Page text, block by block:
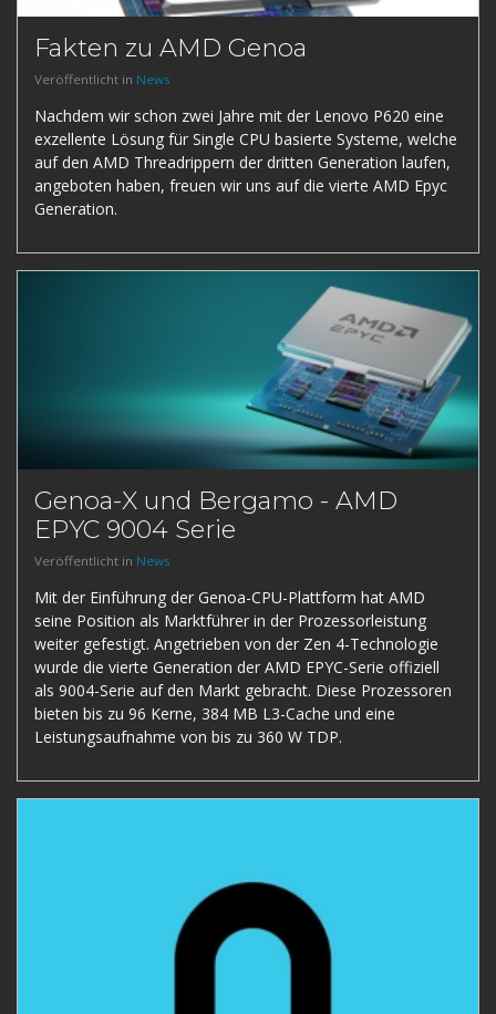
Fakten zu AMD Genoa
Veröffentlicht in News
Nachdem wir schon zwei Jahre mit der Lenovo P620 eine
exzellente Lösung für Single CPU basierte Systeme, welche
auf den AMD Threadrippern der dritten Generation laufen,
angeboten haben, freuen wir uns auf die vierte AMD Epyc
Generation.
Genoa-X und Bergamo - AMD
EPYC 9004 Serie
Veröffentlicht in News
Mit der Einführung der Genoa-CPU-Plattform hat AMD
seine Position als Marktführer in der Prozessorleistung
weiter gefestigt. Angetrieben von der Zen 4-Technologie
wurde die vierte Generation der AMD EPYC-Serie offiziell
als 9004-Serie auf den Markt gebracht. Diese Prozessoren
bieten bis zu 96 Kerne, 384 MB L3-Cache und eine
Leistungsaufnahme von bis zu 360 W TDP.